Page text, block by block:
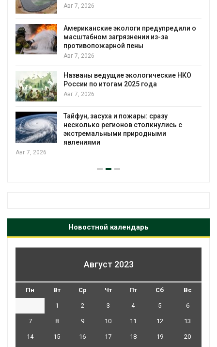
Авг 7, 2026
Американские экологи предупредили о
масштабном загрязнении из-за
противопожарной пены
Авг 7, 2026
Названы ведущие экологические НКО
России по итогам 2025 года
Авг 7, 2026
Тайфун, засуха и пожары: сразу
несколько регионов столкнулись с
экстремальными природными
явлениями
Авг 7, 2026
Новостной календарь
Август 2023
Пн Вт Ср Чт Пт Сб Вс
1 2 3 4 5 6
7 8 9 10 11 12 13
14 15 16 17 18 19 20